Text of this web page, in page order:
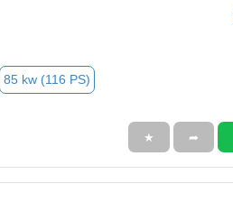
85 kw (116 PS)
★ ➦